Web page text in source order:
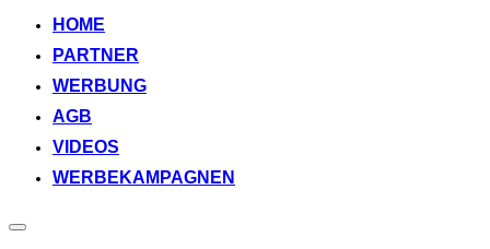
springenHOME
PARTNER
WERBUNG
AGB
VIDEOS
WERBEKAMPAGNEN
Seitenleiste